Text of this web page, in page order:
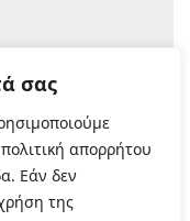
σας
απορρήτου
Εάν δεν
της